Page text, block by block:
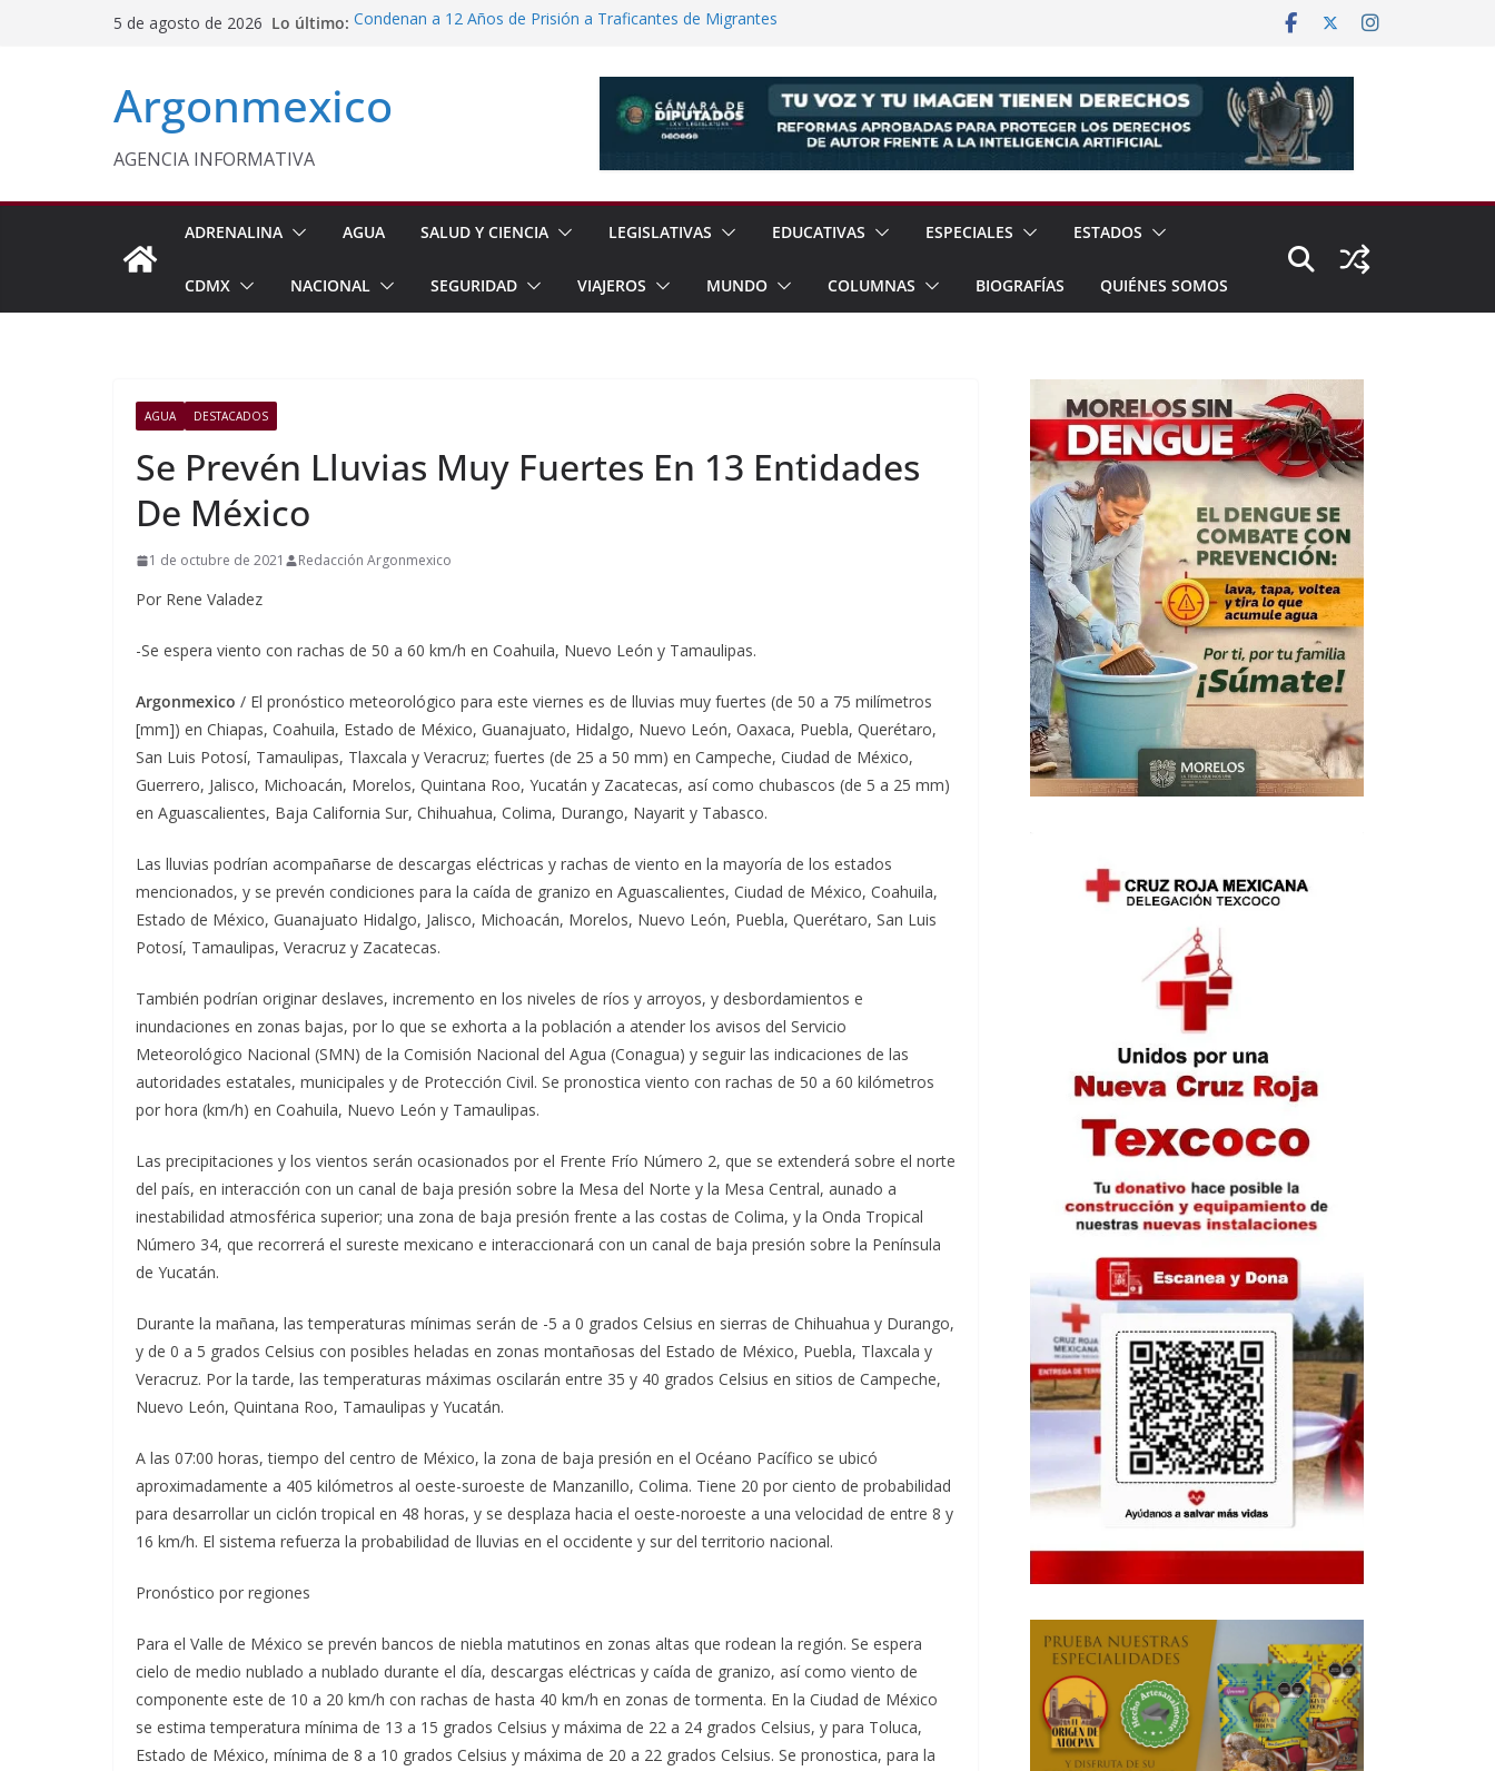
5 de agosto de 2026 Lo último: Condenan a 12 Años de Prisión a Traficantes de Migrantes
California
Vinculan a Proceso a Presunto Feminicida en Almoloya de
Argonmexico
AGENCIA INFORMATIVA
ADRENALINA AGUA SALUD Y CIENCIA LEGISLATIVAS EDUCATIVAS ESPECIALES ESTADOS
CDMX NACIONAL SEGURIDAD VIAJEROS MUNDO COLUMNAS BIOGRAFÍAS QUIÉNES SOMOS
AGUA DESTACADOS
Se Prevén Lluvias Muy Fuertes En 13 Entidades
De México
1 de octubre de 2021 Redacción Argonmexico
Por Rene Valadez
-Se espera viento con rachas de 50 a 60 km/h en Coahuila, Nuevo León y Tamaulipas.
Argonmexico / El pronóstico meteorológico para este viernes es de lluvias muy fuertes (de 50 a 75 milímetros
[mm]) en Chiapas, Coahuila, Estado de México, Guanajuato, Hidalgo, Nuevo León, Oaxaca, Puebla, Querétaro,
San Luis Potosí, Tamaulipas, Tlaxcala y Veracruz; fuertes (de 25 a 50 mm) en Campeche, Ciudad de México,
Guerrero, Jalisco, Michoacán, Morelos, Quintana Roo, Yucatán y Zacatecas, así como chubascos (de 5 a 25 mm)
en Aguascalientes, Baja California Sur, Chihuahua, Colima, Durango, Nayarit y Tabasco.
Las lluvias podrían acompañarse de descargas eléctricas y rachas de viento en la mayoría de los estados
mencionados, y se prevén condiciones para la caída de granizo en Aguascalientes, Ciudad de México, Coahuila,
Estado de México, Guanajuato Hidalgo, Jalisco, Michoacán, Morelos, Nuevo León, Puebla, Querétaro, San Luis
Potosí, Tamaulipas, Veracruz y Zacatecas.
También podrían originar deslaves, incremento en los niveles de ríos y arroyos, y desbordamientos e
inundaciones en zonas bajas, por lo que se exhorta a la población a atender los avisos del Servicio
Meteorológico Nacional (SMN) de la Comisión Nacional del Agua (Conagua) y seguir las indicaciones de las
autoridades estatales, municipales y de Protección Civil. Se pronostica viento con rachas de 50 a 60 kilómetros
por hora (km/h) en Coahuila, Nuevo León y Tamaulipas.
Las precipitaciones y los vientos serán ocasionados por el Frente Frío Número 2, que se extenderá sobre el norte
del país, en interacción con un canal de baja presión sobre la Mesa del Norte y la Mesa Central, aunado a
inestabilidad atmosférica superior; una zona de baja presión frente a las costas de Colima, y la Onda Tropical
Número 34, que recorrerá el sureste mexicano e interaccionará con un canal de baja presión sobre la Península
de Yucatán.
Durante la mañana, las temperaturas mínimas serán de -5 a 0 grados Celsius en sierras de Chihuahua y Durango,
y de 0 a 5 grados Celsius con posibles heladas en zonas montañosas del Estado de México, Puebla, Tlaxcala y
Veracruz. Por la tarde, las temperaturas máximas oscilarán entre 35 y 40 grados Celsius en sitios de Campeche,
Nuevo León, Quintana Roo, Tamaulipas y Yucatán.
A las 07:00 horas, tiempo del centro de México, la zona de baja presión en el Océano Pacífico se ubicó
aproximadamente a 405 kilómetros al oeste-suroeste de Manzanillo, Colima. Tiene 20 por ciento de probabilidad
para desarrollar un ciclón tropical en 48 horas, y se desplaza hacia el oeste-noroeste a una velocidad de entre 8 y
16 km/h. El sistema refuerza la probabilidad de lluvias en el occidente y sur del territorio nacional.
Pronóstico por regiones
Para el Valle de México se prevén bancos de niebla matutinos en zonas altas que rodean la región. Se espera
cielo de medio nublado a nublado durante el día, descargas eléctricas y caída de granizo, así como viento de
componente este de 10 a 20 km/h con rachas de hasta 40 km/h en zonas de tormenta. En la Ciudad de México
se estima temperatura mínima de 13 a 15 grados Celsius y máxima de 22 a 24 grados Celsius, y para Toluca,
Estado de México, mínima de 8 a 10 grados Celsius y máxima de 20 a 22 grados Celsius. Se pronostica, para la